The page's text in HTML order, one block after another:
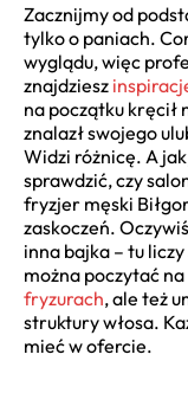
Zacznijmy od
tylko o paniach.
wyglądu, więc
znajdziesz
na początku kręcił
znalazł swojego
Widzi różnicę. A
sprawdzić, czy
fryzjer męski
zaskoczeń.
inna bajka – tu
można poczytać
fryzurach, ale też
struktury włosa.
mieć w ofercie.